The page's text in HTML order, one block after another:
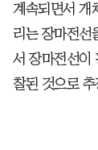
계속되면서 개
리는 장마전선
서 장마전선이
찰된 것으로 추